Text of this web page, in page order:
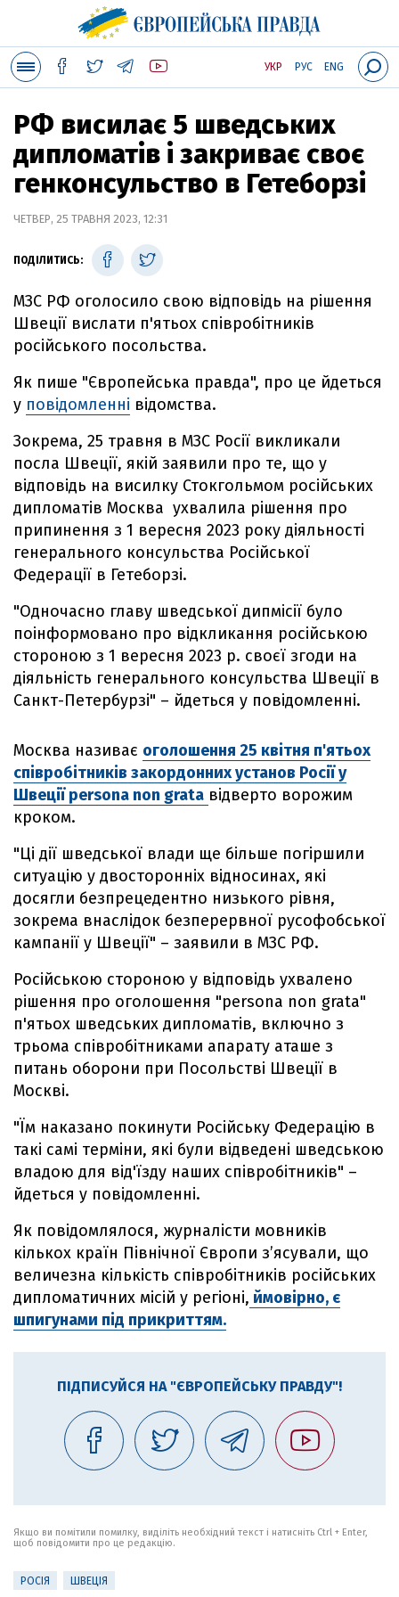
УКР РУС ENG
РФ висилає 5 шведських
дипломатів і закриває своє
генконсульство в Гетеборзі
ЧЕТВЕР, 25 ТРАВНЯ 2023, 12:31
ПОДІЛИТИСЬ:
МЗС РФ оголосило свою відповідь на рішення
Швеції вислати п'ятьох співробітників
російського посольства.
Як пише "Європейська правда", про це йдеться
у повідомленні відомства.
Зокрема, 25 травня в МЗС Росії викликали
посла Швеції, якій заявили про те, що у
відповідь на висилку Стокгольмом російських
дипломатів Москва ухвалила рішення про
припинення з 1 вересня 2023 року діяльності
генерального консульства Російської
Федерації в Гетеборзі.
"Одночасно главу шведської дипмісії було
поінформовано про відкликання російською
стороною з 1 вересня 2023 р. своєї згоди на
діяльність генерального консульства Швеції в
Санкт-Петербурзі" – йдеться у повідомленні.
Москва називає оголошення 25 квітня п'ятьох
співробітників закордонних установ Росії у
Швеції persona non grata відверто ворожим
кроком.
"Ці дії шведської влади ще більше погіршили
ситуацію у двосторонніх відносинах, які
досягли безпрецедентно низького рівня,
зокрема внаслідок безперервної русофобської
кампанії у Швеції" – заявили в МЗС РФ.
Російською стороною у відповідь ухвалено
рішення про оголошення "persona non grata"
п'ятьох шведських дипломатів, включно з
трьома співробітниками апарату аташе з
питань оборони при Посольстві Швеції в
Москві.
"Їм наказано покинути Російську Федерацію в
такі самі терміни, які були відведені шведською
владою для від'їзду наших співробітників" –
йдеться у повідомленні.
Як повідомлялося, журналісти мовників
кількох країн Північної Європи з’ясували, що
величезна кількість співробітників російських
дипломатичних місій у регіоні, ймовірно, є
шпигунами під прикриттям.
ПІДПИСУЙСЯ НА "ЄВРОПЕЙСЬКУ ПРАВДУ"!
Якщо ви помітили помилку, виділіть необхідний текст і натисніть Ctrl + Enter,
щоб повідомити про це редакцію.
РОСІЯ ШВЕЦІЯ